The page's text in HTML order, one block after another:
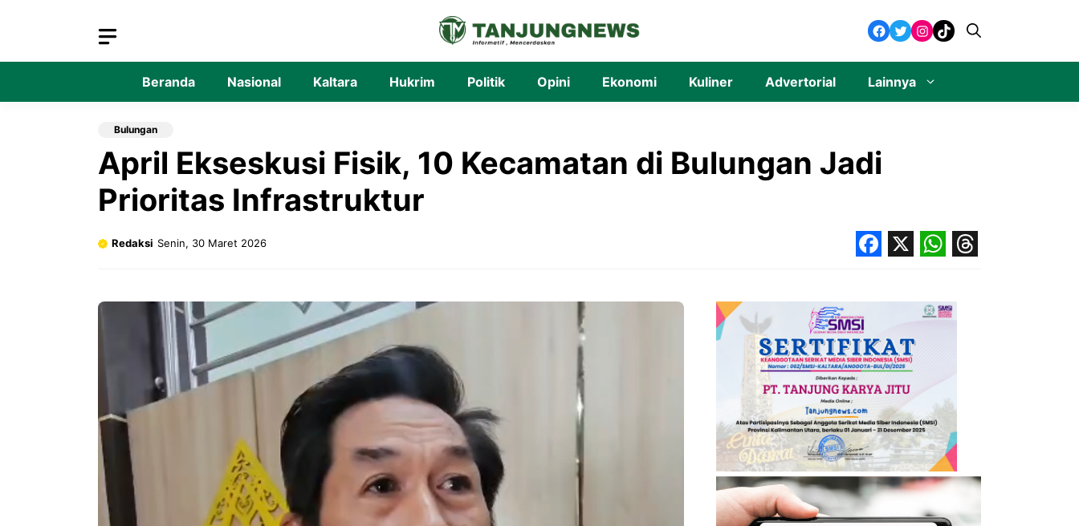
Facebook
Twitter
Instagram
TikTok
Beranda Nasional Kaltara Hukrim Politik Opini Ekonomi Kuliner Advertorial Lainnya
Bulungan
April Ekseskusi Fisik, 10 Kecamatan di Bulungan Jadi
Prioritas Infrastruktur
Redaksi Senin, 30 Maret 2026